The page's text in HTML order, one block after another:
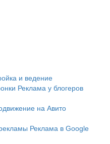
и ведение
Реклама у блогеров
на Авито
Реклама в Google